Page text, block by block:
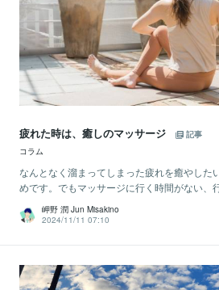
疲れた時は、癒しのマッサージ
記事
コラム
なんとなく溜まってしまった疲れを癒やした
めです。でもマッサージに行く時間がない、
岬野 潤 Jun Misakino
2024/11/11 07:10